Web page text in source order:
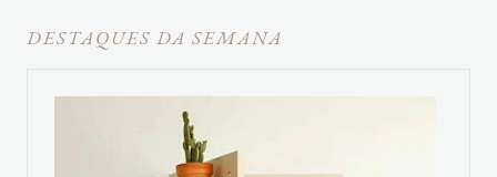
DESTAQUES DA SEMANA